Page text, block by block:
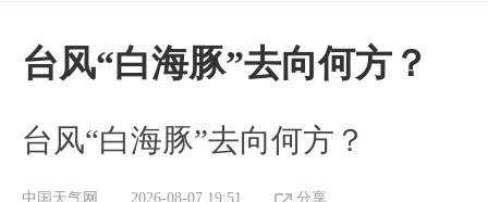
台风“白海豚”去向何方？
台风“白海豚”去向何方？
中国天气网 2026-08-07 19:51 分享